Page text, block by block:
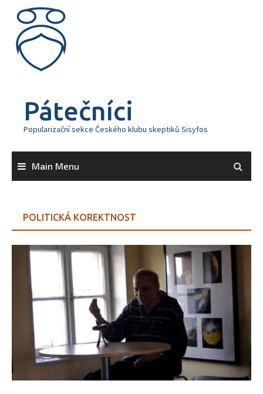
content
Pátečníci
Popularizační sekce Českého klubu skeptiků Sisyfos
Main Menu
POLITICKÁ KOREKTNOST